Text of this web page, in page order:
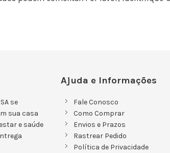
se
sua casa
e saúde
Ajuda e Informações
Fale Conosco
Como Comprar
Envios e Prazos
Rastrear Pedido
Política de Privacidade